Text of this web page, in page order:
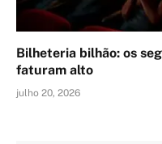
Bilheteria bilhão: os
faturam alto
julho 20, 2026